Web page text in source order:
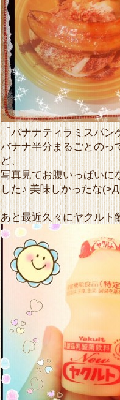
「バナナティラミスパン
バナナ半分まるごとのっ
ど、
写真見てお腹いっぱい
した♪ 美味しかったな
あと最近久々にヤクル